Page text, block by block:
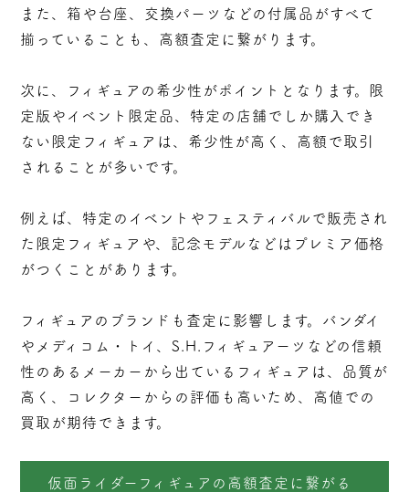
また、箱や台座、交換パーツなどの付属品がすべて
揃っていることも、高額査定に繋がります。
次に、フィギュアの希少性がポイントとなります。限
定版やイベント限定品、特定の店舗でしか購入でき
ない限定フィギュアは、希少性が高く、高額で取引
されることが多いです。
例えば、特定のイベントやフェスティバルで販売され
た限定フィギュアや、記念モデルなどはプレミア価格
がつくことがあります。
フィギュアのブランドも査定に影響します。バンダイ
やメディコム・トイ、S.H.フィギュアーツなどの信頼
性のあるメーカーから出ているフィギュアは、品質が
高く、コレクターからの評価も高いため、高値での
買取が期待できます。
仮面ライダーフィギュアの高額査定に繋がる